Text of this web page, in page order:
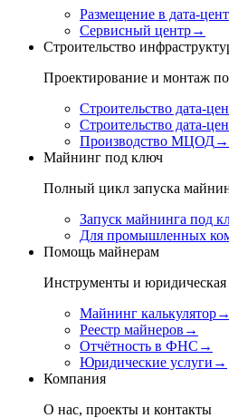
Размещение в дата-
Сервисный центр→
Строительство
Проектирование и монтаж
Строительство дата-
Строительство дата-
Производство МЦОД→
Майнинг под ключ
Полный цикл запуска
Запуск майнинга под
Для промышленных
Помощь майнерам
Инструменты и юридическая
Майнинг калькулятор→
Реестр майнеров →
Отчётность в ФНС →
Юридические услуги →
Компания
О нас, проекты и контакты